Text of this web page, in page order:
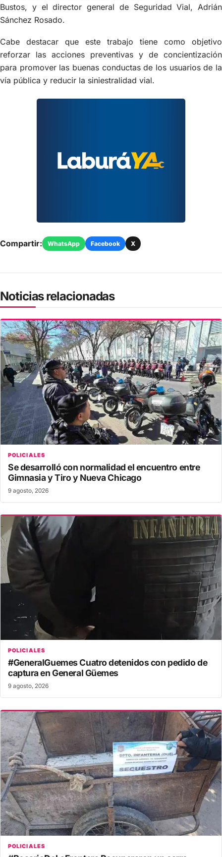
Bustos, y el director general de Seguridad Vial, Adrián
Sánchez Rosado.
Cabe destacar que este trabajo tiene como objetivo
reforzar las acciones preventivas y de concientización
para promover las buenas conductas de los usuarios de la
vía pública y reducir la siniestralidad vial.
Compartir: WhatsApp Facebook X
Noticias relacionadas
POLICIALES
Se desarrolló con normalidad el encuentro entre
Gimnasia y Tiro y Nueva Chicago
9 agosto, 2026
POLICIALES
#GeneralGuemes Cuatro detenidos con pedido de
captura en General Güemes
9 agosto, 2026
POLICIALES